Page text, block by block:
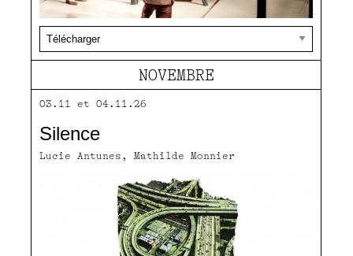
NOVEMBRE
03.11 et 04.11.26
Silence
Lucie Antunes, Mathilde Monnier